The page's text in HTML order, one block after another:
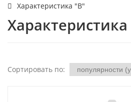
Характеристика "В"
Сортировать по: